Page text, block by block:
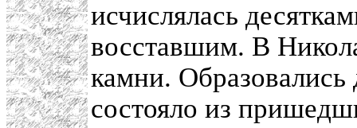
исчислялась
восставшим. В
камни. Образовались
состояло из